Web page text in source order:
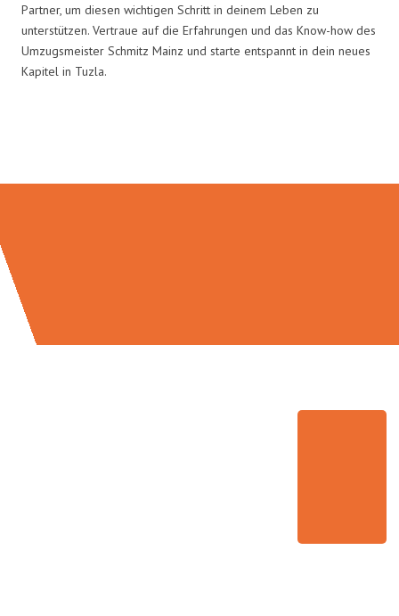
Partner, um diesen wichtigen Schritt in deinem Leben zu
unterstützen. Vertraue auf die Erfahrungen und das Know-how des
Umzugsmeister Schmitz Mainz und starte entspannt in dein neues
Kapitel in Tuzla.